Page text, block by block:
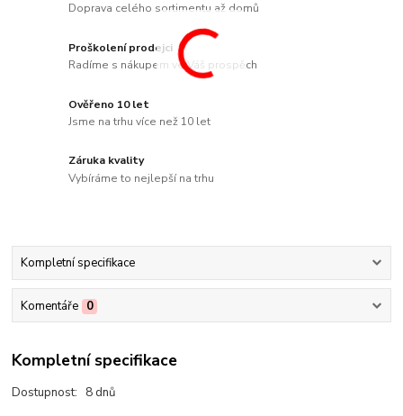
Doprava celého sortimentu až domů
Proškolení prodejci
Radíme s nákupem ve Váš prospěch
Ověřeno 10 let
Jsme na trhu více než 10 let
Záruka kvality
Vybíráme to nejlepší na trhu
Kompletní specifikace
Komentáře 0
Kompletní specifikace
Dostupnost: 8 dnů